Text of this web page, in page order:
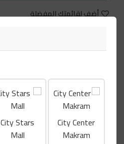
City Center
Makram
City Stars
Mall
أضف لقائمتك المفضلة
الوصف
الوصف
كوكيز كلاسيكي مع رقائق الشوكولاتة.